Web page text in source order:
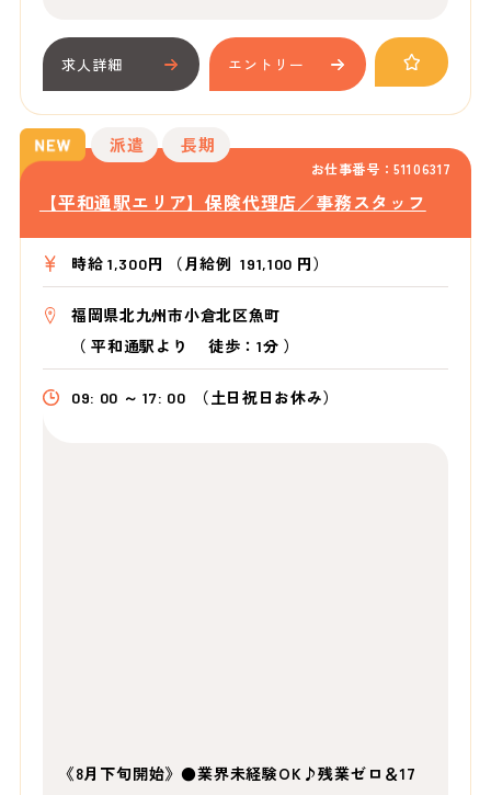
求人詳細 エントリー
お仕事番号：51106317
派遣 長期
【平和通駅エリア】保険代理店／事務スタッフ
時給 1,300円 （月給例 191,100 円）
福岡県北九州市小倉北区魚町
（平和通駅より 徒歩：1分 ）
09: 00 ～ 17: 00 （土日祝日お休み）
《8月下旬開始》●業界未経験OK♪残業ゼロ＆17